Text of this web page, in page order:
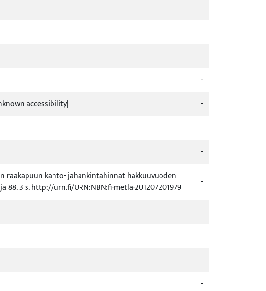
-
accessibility|
-
-
raakapuun kanto- jahankintahinnat hakkuuvuoden
3 s. http://urn.fi/URN:NBN:fi-metla-201207201979
-
-